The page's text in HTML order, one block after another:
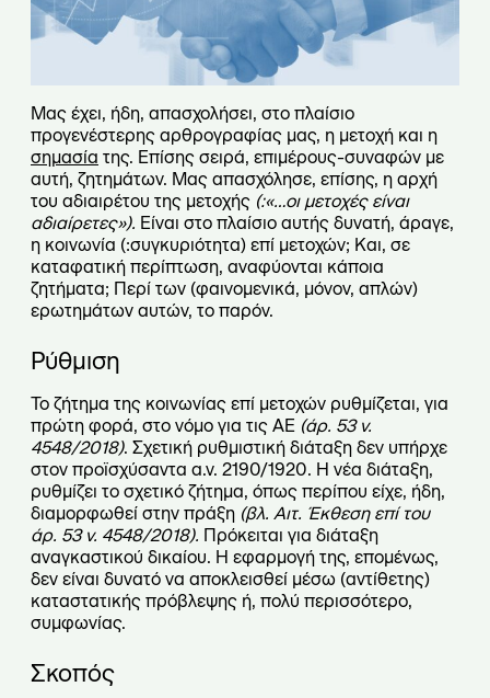
Μας έχει, ήδη, απασχολήσει, στο πλαίσιο
προγενέστερης αρθρογραφίας μας, η μετοχή και η
σημασία της. Επίσης σειρά, επιμέρους-συναφών με
αυτή, ζητημάτων. Μας απασχόλησε, επίσης, η αρχή
του αδιαιρέτου της μετοχής (:«…οι μετοχές είναι
αδιαίρετες»). Είναι στο πλαίσιο αυτής δυνατή, άραγε,
η κοινωνία (:συγκυριότητα) επί μετοχών; Και, σε
καταφατική περίπτωση, αναφύονται κάποια
ζητήματα; Περί των (φαινομενικά, μόνον, απλών)
ερωτημάτων αυτών, το παρόν.
Ρύθμιση
Το ζήτημα της κοινωνίας επί μετοχών ρυθμίζεται, για
πρώτη φορά, στο νόμο για τις ΑΕ (άρ. 53 ν.
4548/2018). Σχετική ρυθμιστική διάταξη δεν υπήρχε
στον προϊσχύσαντα α.ν. 2190/1920. Η νέα διάταξη,
ρυθμίζει το σχετικό ζήτημα, όπως περίπου είχε, ήδη,
διαμορφωθεί στην πράξη (βλ. Αιτ. Έκθεση επί του
άρ. 53 ν. 4548/2018). Πρόκειται για διάταξη
αναγκαστικού δικαίου. Η εφαρμογή της, επομένως,
δεν είναι δυνατό να αποκλεισθεί μέσω (αντίθετης)
καταστατικής πρόβλεψης ή, πολύ περισσότερο,
συμφωνίας.
Σκοπός